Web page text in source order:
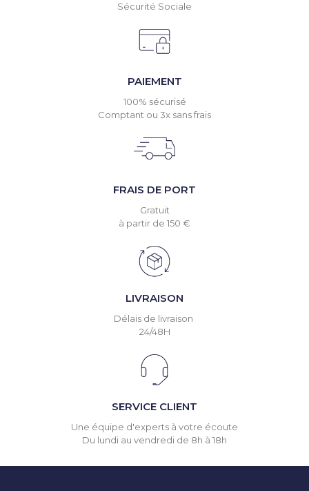
Sécurité Sociale
PAIEMENT
100% sécurisé
Comptant ou 3x sans frais
FRAIS DE PORT
Gratuit
à partir de 150 €
LIVRAISON
Délais de livraison
24/48H
SERVICE CLIENT
Une équipe d'experts à votre écoute
Du lundi au vendredi de 8h à 18h